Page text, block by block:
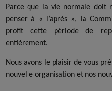
Parce que la vie normale doit
penser à « l’après », la
profit cette période de
entièrement.
Nous avons le plaisir de vous
nouvelle organisation et nos